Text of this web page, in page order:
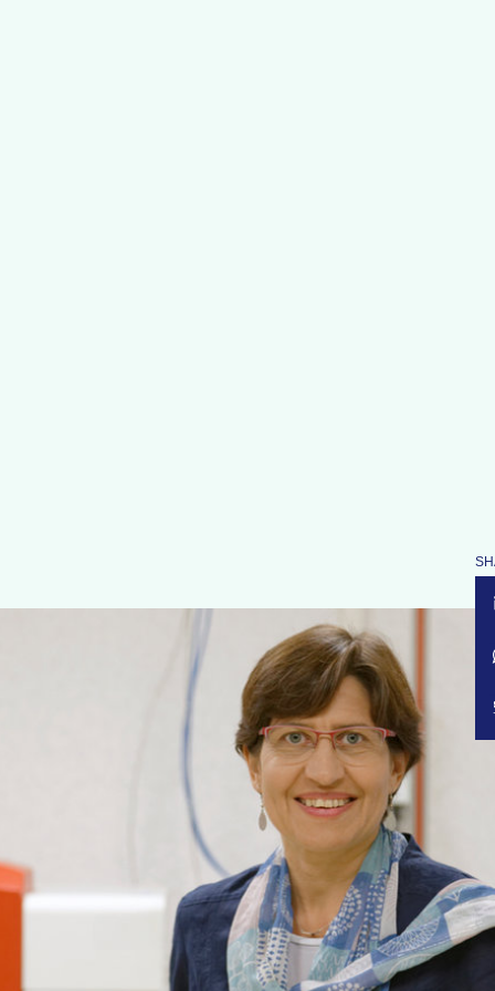
Wereldwijd zien
we de gevolgen
van klimaat-
verandering
Interview met
Valérie Masson-Delmotte